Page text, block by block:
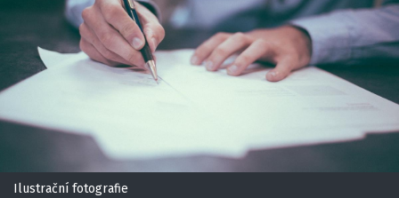
Ilustrační fotografie